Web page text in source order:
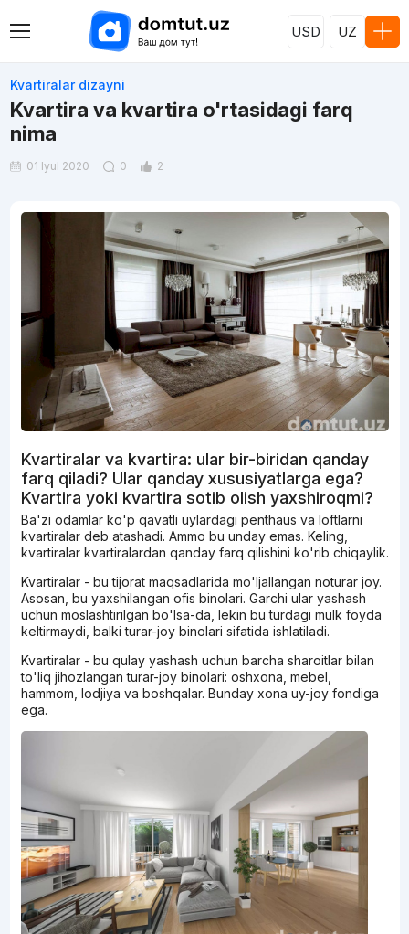
USD UZ
Kvartiralar dizayni
Kvartira va kvartira o'rtasidagi farq
nima
01 Iyul 2020 0 2
Kvartiralar va kvartira: ular bir-biridan qanday
farq qiladi? Ular qanday xususiyatlarga ega?
Kvartira yoki kvartira sotib olish yaxshiroqmi?
Ba'zi odamlar ko'p qavatli uylardagi penthaus va loftlarni
kvartiralar deb atashadi. Ammo bu unday emas. Keling,
kvartiralar kvartiralardan qanday farq qilishini ko'rib chiqaylik.
Kvartiralar - bu tijorat maqsadlarida mo'ljallangan noturar joy.
Asosan, bu yaxshilangan ofis binolari. Garchi ular yashash
uchun moslashtirilgan bo'lsa-da, lekin bu turdagi mulk foyda
keltirmaydi, balki turar-joy binolari sifatida ishlatiladi.
Kvartiralar - bu qulay yashash uchun barcha sharoitlar bilan
to'liq jihozlangan turar-joy binolari: oshxona, mebel,
hammom, lodjiya va boshqalar. Bunday xona uy-joy fondiga
ega.